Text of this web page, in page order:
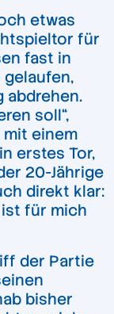
etwas
für
fast in
soll“,
mit einem
erstes Tor,
20-Jährige
direkt klar:
ist für mich
der Partie
bisher